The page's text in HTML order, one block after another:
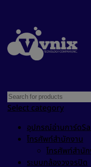
Select category
อุปกรณ์อ่านการ์ด
โทรศัพท์สำนักงาน
โทรศัพท์สำนั
ระบบกล้องวงจรปิด